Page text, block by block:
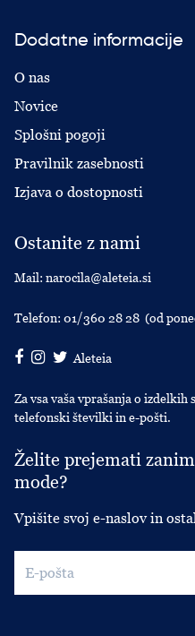
Dodatne informacije
O nas
Novice
Splošni pogoji
Pravilnik zasebnosti
Izjava o dostopnosti
Ostanite z nami
Mail: narocila@aleteia.si
Telefon: 01/360 28 28 (od
Aleteia
Za vsa vaša vprašanja o izdelkih
telefonski številki in e-pošti.
Želite prejemati
mode?
Vpišite svoj e-naslov in